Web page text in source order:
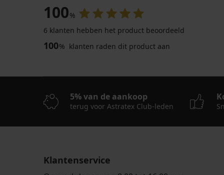
100%
6 klanten hebben het product beoordeeld
100% klanten raden dit product aan
5% van de aankoop
terug voor Astratex Club-leden
Klantenservice